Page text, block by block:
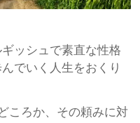
ッシュで素直な性格
でいく人生をおくり
ころか、その頼みに対